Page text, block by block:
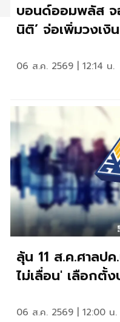
บอนด์ออมพลัส จ
นิติ’ จ่อเพิ่มวงเ
06 ส.ค. 2569 | 12:14 น.
ลุ้น 11 ส.ค.ศาลป
ไม่เลื่อน' เลือกตั้
06 ส.ค. 2569 | 12:00 น.